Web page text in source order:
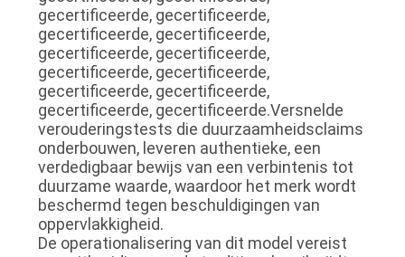
gecertificeerde, gecertificeerde,
gecertificeerde, gecertificeerde,
gecertificeerde, gecertificeerde,
gecertificeerde, gecertificeerde,
gecertificeerde, gecertificeerde,
gecertificeerde, gecertificeerde.Versnelde
verouderingstests die duurzaamheidsclaims
onderbouwen, leveren authentieke, een
verdedigbaar bewijs van een verbintenis tot
duurzame waarde, waardoor het merk wordt
beschermd tegen beschuldigingen van
oppervlakkigheid.
De operationalisering van dit model vereist